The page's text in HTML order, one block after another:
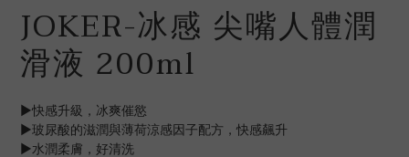
JOKER-冰感 尖嘴人體潤
滑液 200ml
▶快感升級，冰爽催慾
▶玻尿酸的滋潤與薄荷涼感因子配方，快感飆升
▶水潤柔膚，好清洗